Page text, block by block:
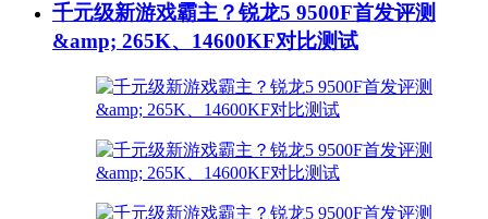
千元级新游戏霸主？锐龙5 9500F首发评测
&amp; 265K、14600KF对比测试